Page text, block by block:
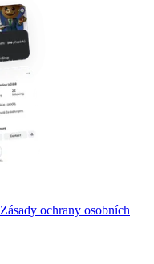
Zásady ochrany osobních